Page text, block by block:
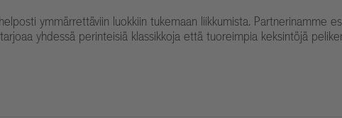
ymmärrettäviin luokkiin tukemaan liikkumista. Partnerinamme
yhdessä perinteisiä klassikkoja että tuoreimpia keksintöjä